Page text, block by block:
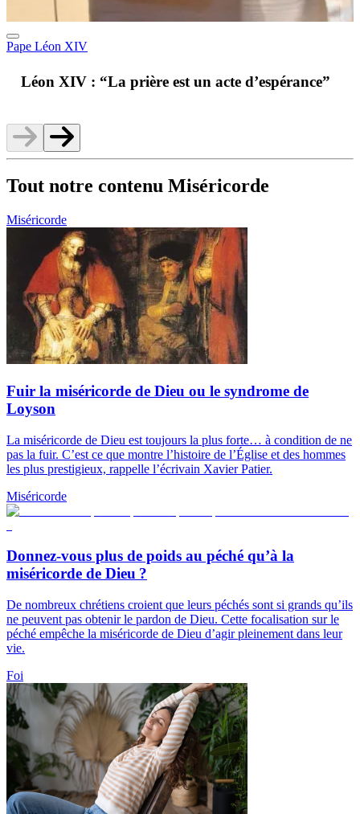
Pape Léon XIV
Léon XIV : “La prière est un acte d’espérance”
Tout notre contenu Miséricorde
Miséricorde
Fuir la miséricorde de Dieu ou le syndrome de
Loyson
La miséricorde de Dieu est toujours la plus forte… à condition de ne
pas la fuir. C’est ce que montre l’histoire de l’Église et des hommes
les plus prestigieux, rappelle l’écrivain Xavier Patier.
Miséricorde
Donnez-vous plus de poids au péché qu’à la
miséricorde de Dieu ?
De nombreux chrétiens croient que leurs péchés sont si grands qu’ils
ne peuvent pas obtenir le pardon de Dieu. Cette focalisation sur le
péché empêche la miséricorde de Dieu d’agir pleinement dans leur
vie.
Foi